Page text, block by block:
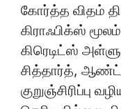
கோர்த்த விதம்
கிராஃபிக்ஸ்
கிரெடிட்ஸ்
சித்தார்த்,
குறுஞ்சிரிப்பு